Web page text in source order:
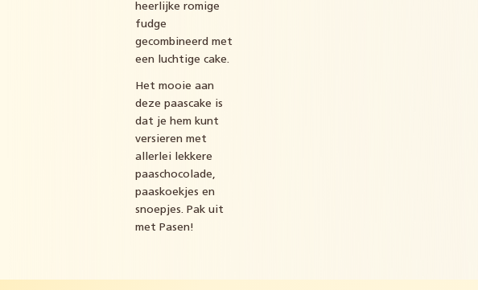
heerlijke romige
fudge
gecombineerd met
een luchtige cake.
Het mooie aan
deze paascake is
dat je hem kunt
versieren met
allerlei lekkere
paaschocolade,
paaskoekjes en
snoepjes. Pak uit
met Pasen!